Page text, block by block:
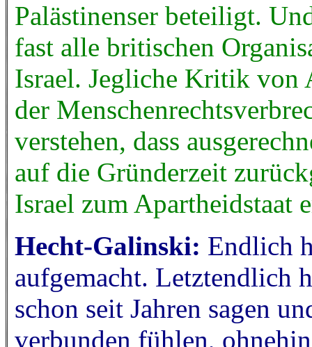
Palästinenser beteiligt.
fast alle britischen
Israel. Jegliche Kritik von
der
verstehen, dass
auf die Gründerzeit
Israel zum Apartheidstaat
Hecht-Galinski: Endlich
aufgemacht. Letztendlich
schon seit Jahren sagen
verbunden fühlen,